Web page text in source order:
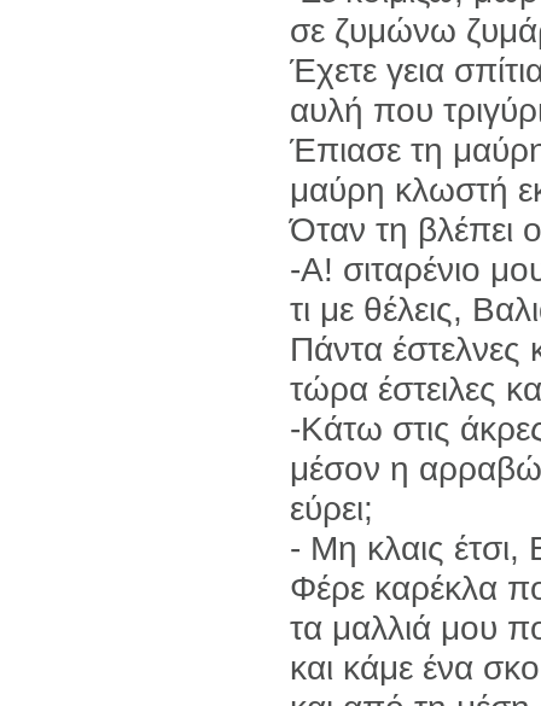
σε ζυμώνω
Έχετε γεια
αυλή που
Έπιασε τη
μαύρη κλωστή
Όταν τη βλέπει
-Α! σιταρένιο
τι με θέλεις,
Πάντα έστελνες
τώρα έστειλες
-Κάτω στις
μέσον η
εύρει;
- Μη κλαις
Φέρε καρέκλα
τα μαλλιά μου
και κάμε ένα